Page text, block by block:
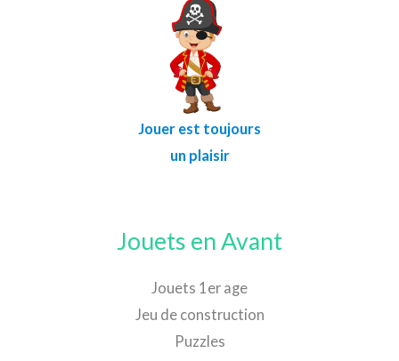
Jouer est toujours
un plaisir
Jouets en Avant
Jouets 1er age
Jeu de construction
Puzzles